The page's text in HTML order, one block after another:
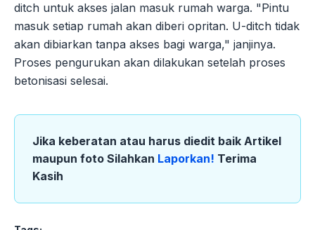
ditch untuk akses jalan masuk rumah warga. "Pintu
masuk setiap rumah akan diberi opritan. U-ditch tidak
akan dibiarkan tanpa akses bagi warga," janjinya.
Proses pengurukan akan dilakukan setelah proses
betonisasi selesai.
Jika keberatan atau harus diedit baik Artikel
maupun foto Silahkan Laporkan! Terima
Kasih